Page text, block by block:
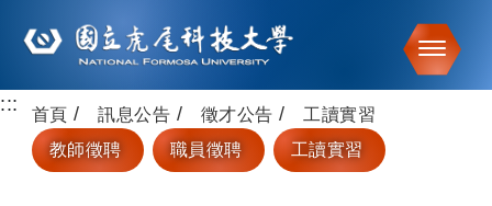
跳到主要內容
::: 首頁 訊息公告 徵才公告
工讀實習
教師徵聘
職員徵聘 工讀實習